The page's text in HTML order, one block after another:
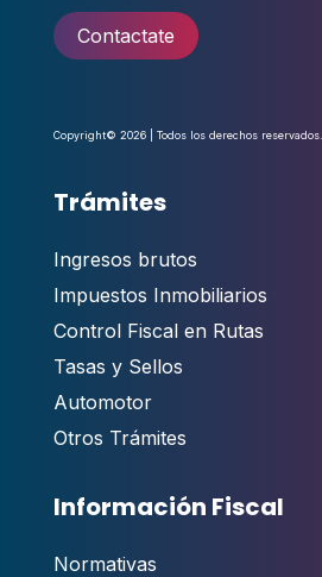
Contactate
Copyright© 2026 | Todos los derechos reservados.
Trámites
Ingresos brutos
Impuestos Inmobiliarios
Control Fiscal en Rutas
Tasas y Sellos
Automotor
Otros Trámites
Información Fiscal
Normativas